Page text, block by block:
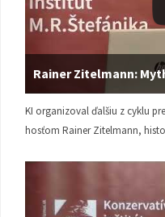
Rainer Zitelmann:
KI organizoval ďalšiu z cyklu
hosťom Rainer Zitelmann,